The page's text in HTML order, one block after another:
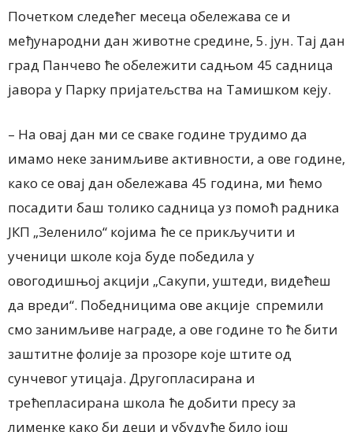
Почетком следећег месеца обележава се и
међународни дан животне средине, 5. јун. Тај дан
град Панчево ће обележити садњом 45 садница
јавора у Парку пријатељства на Тамишком кеју.
– На овај дан ми се сваке године трудимо да
имамо неке занимљиве активности, а ове године,
како се овај дан обележава 45 година, ми ћемо
посадити баш толико садница уз помоћ радника
ЈКП „Зеленило“ којима ће се прикључити и
ученици школе која буде победила у
овогодишњој акцији „Сакупи, уштеди, видећеш
да вреди“. Победницима ове акције спремили
смо занимљиве награде, а ове године то ће бити
заштитне фолије за прозоре које штите од
сунчевог утицаја. Другопласирана и
трећепласирана школа ће добити пресу за
лименке како би деци и убудуће било још